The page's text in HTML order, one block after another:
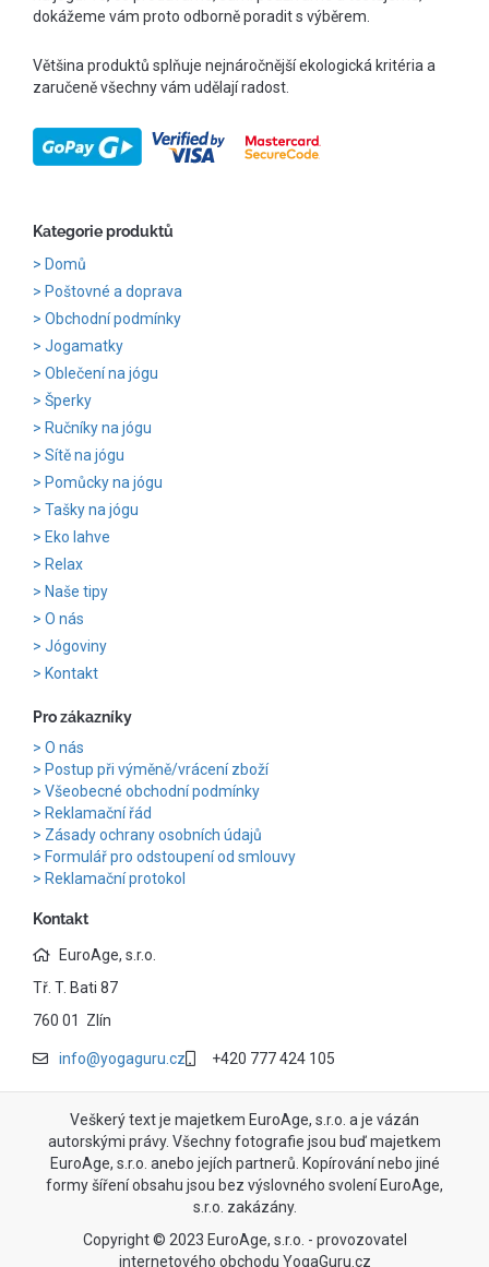
dokážeme vám proto odborně poradit s výběrem.
Většina produktů splňuje nejnáročnější ekologická kritéria a
zaručeně všechny vám udělají radost.
Kategorie produktů
Domů
Poštovné a doprava
Obchodní podmínky
Jogamatky
Oblečení na jógu
Šperky
Ručníky na jógu
Sítě na jógu
Pomůcky na jógu
Tašky na jógu
Eko lahve
Relax
Naše tipy
O nás
Jógoviny
Kontakt
Pro zákazníky
O nás
Postup při výměně/vrácení zboží
Všeobecné obchodní podmínky
Reklamační řád
Zásady ochrany osobních údajů
Formulář pro odstoupení od smlouvy
Reklamační protokol
Kontakt
EuroAge, s.r.o.
Tř. T. Bati 87
760 01 Zlín
info@yogaguru.cz +420 777 424 105
Veškerý text je majetkem EuroAge, s.r.o. a je vázán
autorskými právy. Všechny fotografie jsou buď majetkem
EuroAge, s.r.o. anebo jejích partnerů. Kopírování nebo jiné
formy šíření obsahu jsou bez výslovného svolení EuroAge,
s.r.o. zakázány.
Copyright © 2023 EuroAge, s.r.o. - provozovatel
internetového obchodu YogaGuru.cz